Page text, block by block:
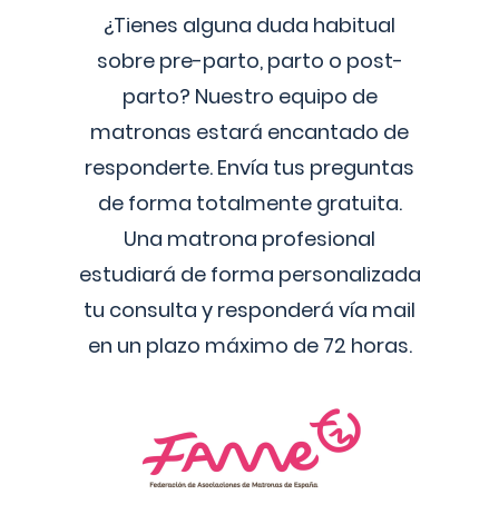
¿Tienes alguna duda habitual
sobre pre-parto, parto o post-
parto? Nuestro equipo de
matronas estará encantado de
responderte. Envía tus preguntas
de forma totalmente gratuita.
Una matrona profesional
estudiará de forma personalizada
tu consulta y responderá vía mail
en un plazo máximo de 72 horas.